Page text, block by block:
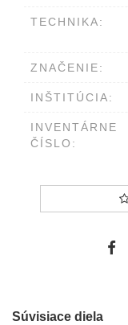
TECHNIKA:
ZNAČENIE:
INŠTITÚCIA:
INVENTÁRNE
ČÍSLO:
Súvisiace diela